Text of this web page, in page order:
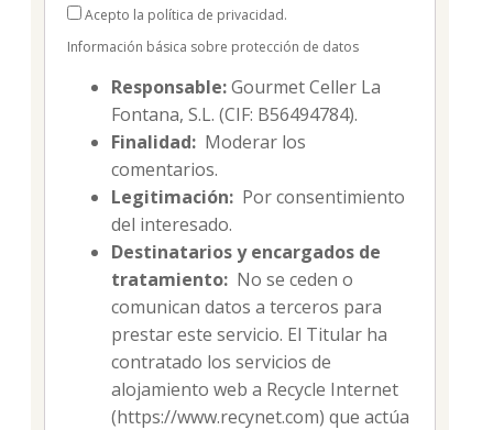
Acepto la política de privacidad.
Información básica sobre protección de datos
Responsable:Gourmet Celler La
Fontana, S.L. (CIF: B56494784).
Finalidad: Moderar los
comentarios.
Legitimación: Por consentimiento
del interesado.
Destinatarios y encargados de
tratamiento: No se ceden o
comunican datos a terceros para
prestar este servicio. El Titular ha
contratado los servicios de
alojamiento web a Recycle Internet
(https://www.recynet.com) que actúa